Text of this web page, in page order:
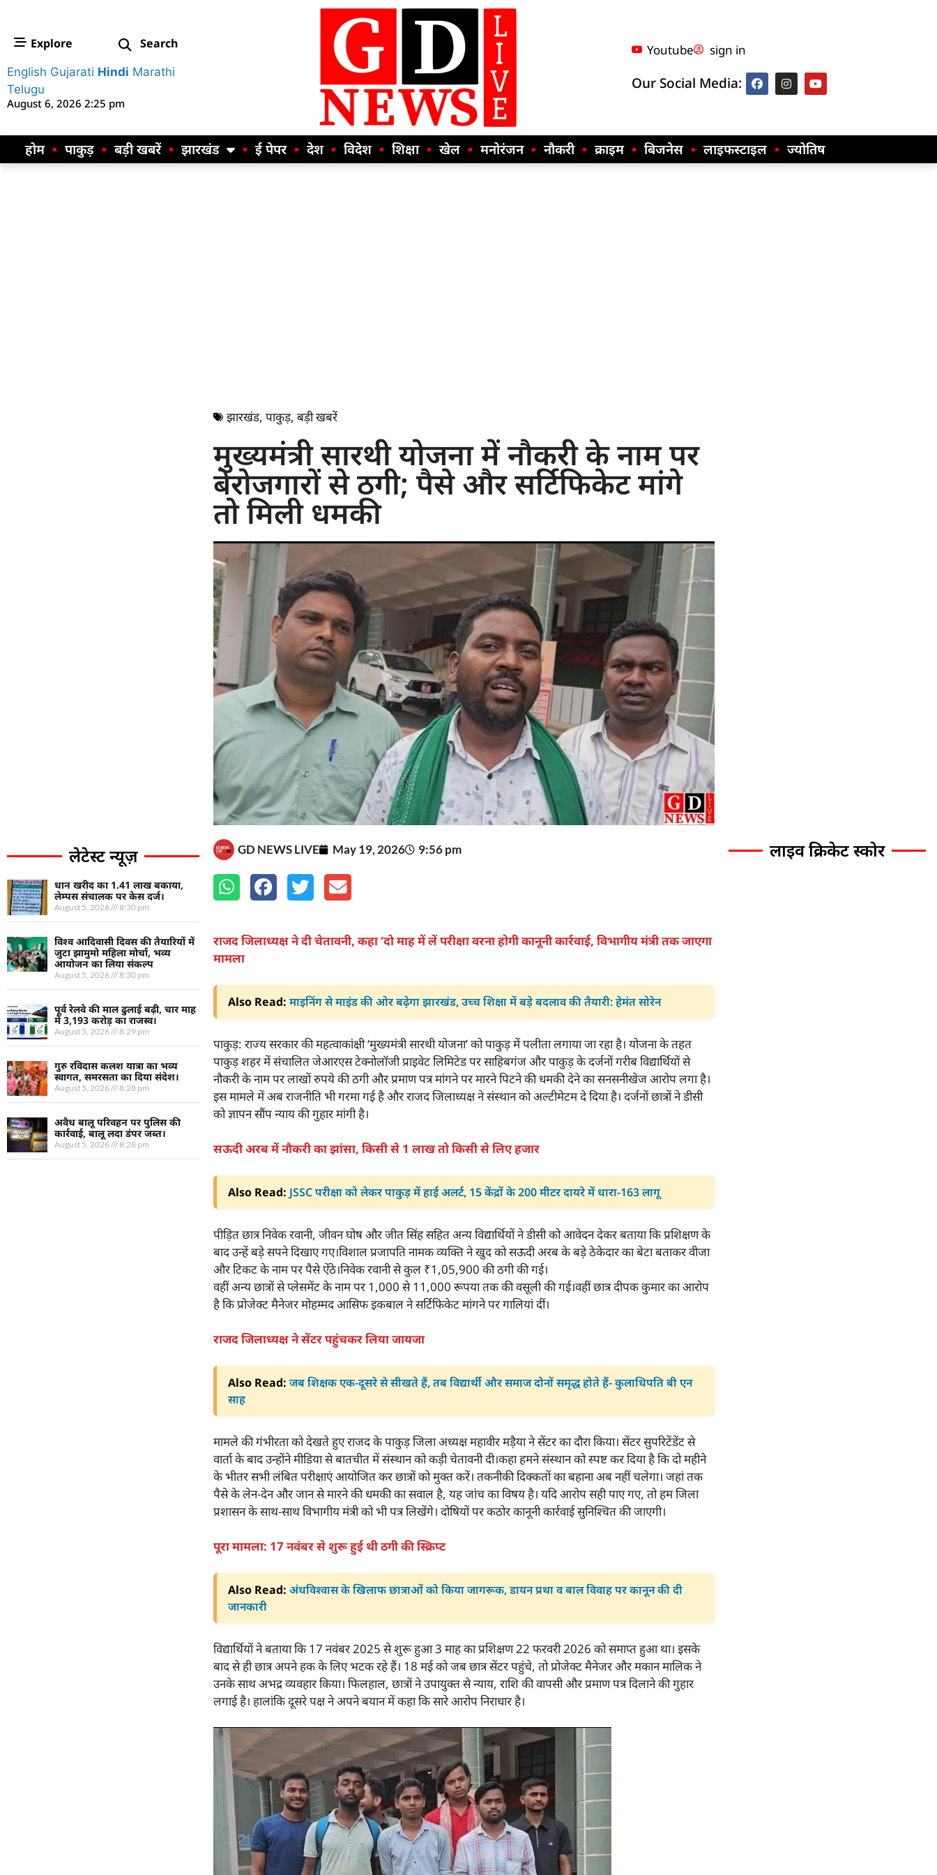
Explore Search
English Gujarati Hindi Marathi
Telugu
August 6, 2026 2:25 pm
Youtube sign in
Our Social Media:
होम पाकुड़ बड़ी खबरें झारखंड ई पेपर देश विदेश शिक्षा खेल मनोरंजन नौकरी क्राइम बिजनेस लाइफस्टाइल ज्योतिष
लेटेस्ट न्यूज़
धान खरीद का 1.41 लाख बकाया,
लेम्पस संचालक पर केस दर्ज।
August 5, 2026 8:30 pm
विश्व आदिवासी दिवस की तैयारियों में
जुटा झामुमो महिला मोर्चा, भव्य
आयोजन का लिया संकल्प
August 5, 2026 8:30 pm
पूर्व रेलवे की माल ढुलाई बढ़ी, चार माह
में 3,193 करोड़ का राजस्व।
August 5, 2026 8:29 pm
गुरु रविदास कलश यात्रा का भव्य
स्वागत, समरसता का दिया संदेश।
August 5, 2026 8:28 pm
अवैध बालू परिवहन पर पुलिस की
कार्रवाई, बालू लदा डंपर जब्त।
August 5, 2026 8:28 pm
झारखंड, पाकुड़, बड़ी खबरें
मुख्यमंत्री सारथी योजना में नौकरी के नाम पर
बेरोजगारों से ठगी; पैसे और सर्टिफिकेट मांगे
तो मिली धमकी
GD NEWS LIVE May 19, 2026 9:56 pm
राजद जिलाध्यक्ष ने दी चेतावनी, कहा ‘दो माह में लें परीक्षा वरना होगी कानूनी कार्रवाई, विभागीय मंत्री तक जाएगा
मामला
Also Read: माइनिंग से माइंड की ओर बढ़ेगा झारखंड, उच्च शिक्षा में बड़े बदलाव की तैयारी: हेमंत सोरेन
पाकुड़: राज्य सरकार की महत्वाकांक्षी ‘मुख्यमंत्री सारथी योजना’ को पाकुड़ में पलीता लगाया जा रहा है। योजना के तहत
पाकुड़ शहर में संचालित जेआरएस टेक्नोलॉजी प्राइवेट लिमिटेड पर साहिबगंज और पाकुड़ के दर्जनों गरीब विद्यार्थियों से
नौकरी के नाम पर लाखों रुपये की ठगी और प्रमाण पत्र मांगने पर मारने पिटने की धमकी देने का सनसनीखेज आरोप लगा है।
इस मामले में अब राजनीति भी गरमा गई है और राजद जिलाध्यक्ष ने संस्थान को अल्टीमेटम दे दिया है। दर्जनों छात्रों ने डीसी
को ज्ञापन सौंप न्याय की गुहार मांगी है।
सऊदी अरब में नौकरी का झांसा, किसी से 1 लाख तो किसी से लिए हजार
Also Read: JSSC परीक्षा को लेकर पाकुड़ में हाई अलर्ट, 15 केंद्रों के 200 मीटर दायरे में धारा-163 लागू
पीड़ित छात्र निवेक रवानी, जीवन घोष और जीत सिंह सहित अन्य विद्यार्थियों ने डीसी को आवेदन देकर बताया कि प्रशिक्षण के
बाद उन्हें बड़े सपने दिखाए गए।विशाल प्रजापति नामक व्यक्ति ने खुद को सऊदी अरब के बड़े ठेकेदार का बेटा बताकर वीजा
और टिकट के नाम पर पैसे ऐंठे।निवेक रवानी से कुल ₹1,05,900 की ठगी की गई।
वहीं अन्य छात्रों से प्लेसमेंट के नाम पर 1,000 से 11,000 रूपया तक की वसूली की गई।वहीं छात्र दीपक कुमार का आरोप
है कि प्रोजेक्ट मैनेजर मोहम्मद आसिफ इकबाल ने सर्टिफिकेट मांगने पर गालियां दीं।
राजद जिलाध्यक्ष ने सेंटर पहुंचकर लिया जायजा
Also Read: जब शिक्षक एक-दूसरे से सीखते हैं, तब विद्यार्थी और समाज दोनों समृद्ध होते हैं- कुलाधिपति बी एन
साह
मामले की गंभीरता को देखते हुए राजद के पाकुड़ जिला अध्यक्ष महावीर मड़ैया ने सेंटर का दौरा किया। सेंटर सुपरिटेंडेंट से
वार्ता के बाद उन्होंने मीडिया से बातचीत में संस्थान को कड़ी चेतावनी दी।कहा हमने संस्थान को स्पष्ट कर दिया है कि दो महीने
के भीतर सभी लंबित परीक्षाएं आयोजित कर छात्रों को मुक्त करें। तकनीकी दिक्कतों का बहाना अब नहीं चलेगा। जहां तक
पैसे के लेन-देन और जान से मारने की धमकी का सवाल है, यह जांच का विषय है। यदि आरोप सही पाए गए, तो हम जिला
प्रशासन के साथ-साथ विभागीय मंत्री को भी पत्र लिखेंगे। दोषियों पर कठोर कानूनी कार्रवाई सुनिश्चित की जाएगी।
पूरा मामला: 17 नवंबर से शुरू हुई थी ठगी की स्क्रिप्ट
Also Read: अंधविश्वास के खिलाफ छात्राओं को किया जागरूक, डायन प्रथा व बाल विवाह पर कानून की दी
जानकारी
विद्यार्थियों ने बताया कि 17 नवंबर 2025 से शुरू हुआ 3 माह का प्रशिक्षण 22 फरवरी 2026 को समाप्त हुआ था। इसके
बाद से ही छात्र अपने हक के लिए भटक रहे हैं। 18 मई को जब छात्र सेंटर पहुंचे, तो प्रोजेक्ट मैनेजर और मकान मालिक ने
उनके साथ अभद्र व्यवहार किया। फिलहाल, छात्रों ने उपायुक्त से न्याय, राशि की वापसी और प्रमाण पत्र दिलाने की गुहार
लगाई है। हालांकि दूसरे पक्ष ने अपने बयान में कहा कि सारे आरोप निराधार है।
लाइव क्रिकेट स्कोर